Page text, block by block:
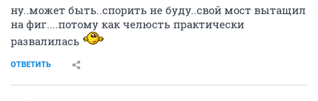
ну..может быть..спорить не буду..свой мост вытащил
на фиг....потому как челюсть практически
развалилась
ОТВЕТИТЬ